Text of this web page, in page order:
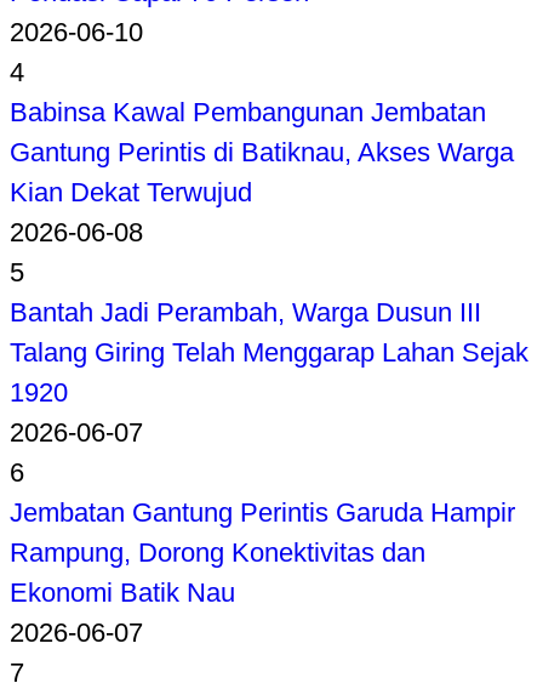
2026-06-10
4
Babinsa Kawal Pembangunan Jembatan
Gantung Perintis di Batiknau, Akses Warga
Kian Dekat Terwujud
2026-06-08
5
Bantah Jadi Perambah, Warga Dusun III
Talang Giring Telah Menggarap Lahan Sejak
1920
2026-06-07
6
Jembatan Gantung Perintis Garuda Hampir
Rampung, Dorong Konektivitas dan
Ekonomi Batik Nau
2026-06-07
7